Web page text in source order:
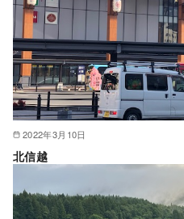
2022年3月10日
北信越